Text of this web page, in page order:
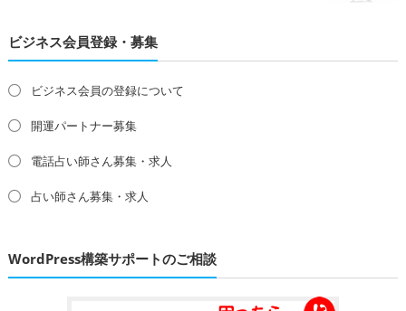
ビジネス会員登録・募集
ビジネス会員の登録について
開運パートナー募集
電話占い師さん募集・求人
占い師さん募集・求人
WordPress構築サポートのご相談